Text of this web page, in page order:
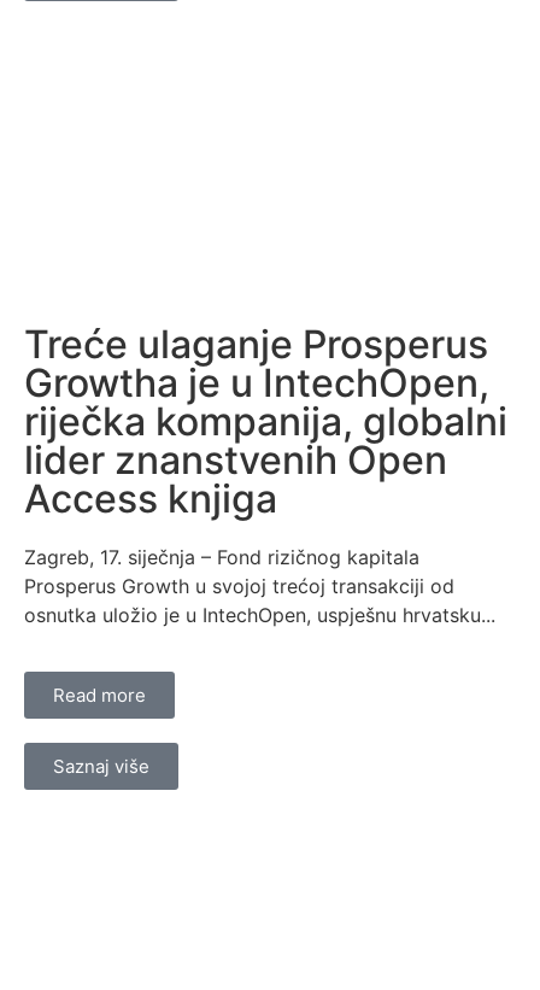
Treće ulaganje Prosperus
Growtha je u IntechOpen,
riječka kompanija, globalni
lider znanstvenih Open
Access knjiga
Zagreb, 17. siječnja – Fond rizičnog kapitala
Prosperus Growth u svojoj trećoj transakciji od
osnutka uložio je u IntechOpen, uspješnu hrvatsku...
Read more
Saznaj više